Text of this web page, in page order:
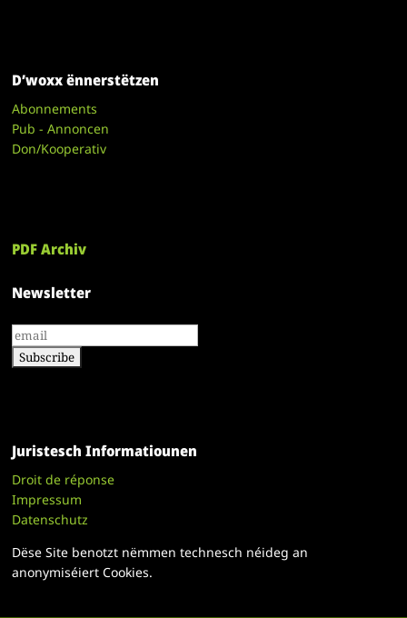
D’woxx ënnerstëtzen
Abonnements
Pub - Annoncen
Don/Kooperativ
PDF Archiv
Newsletter
Juristesch Informatiounen
Droit de réponse
Impressum
Datenschutz
Dëse Site benotzt nëmmen technesch néideg an
anonymiséiert Cookies.